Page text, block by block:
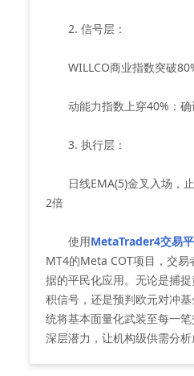
2. 信号层：
WILLCO商业指数突破
动能力指数上穿40%：确
3. 执行层：
日线EMA(5)金叉入场，止
2倍
使用MetaTrader4交易
MT4的Meta COT项目，交易
据的平民化应用。无论是捕
积信号，还是预判欧元对冲
统将基本面量化武装至每一
深层潜力，让机构级供需分析